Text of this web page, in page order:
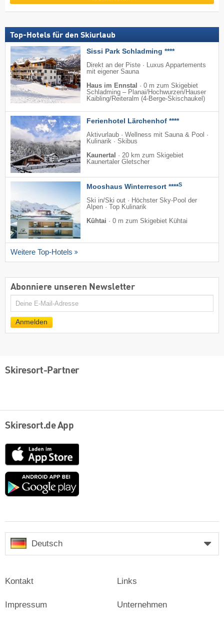
Top-Hotels für den Skiurlaub
Sissi Park Schladming ****
Direkt an der Piste · Luxus Appartements
mit eigener Sauna
Haus im Ennstal · 0 m zum Skigebiet
Schladming – Planai/​Hochwurzen/​Hauser
Kaibling/​Reiteralm (4-Berge-Skischaukel)
Ferienhotel Lärchenhof ****
Aktivurlaub · Wellness mit Sauna & Pool ·
Kulinarik · Skibus
Kaunertal · 20 km zum Skigebiet
Kaunertaler Gletscher
Mooshaus Winterresort ****S
Ski in/Ski out · Höchster Sky-Pool der
Alpen · Top Kulinarik
Kühtai · 0 m zum Skigebiet Kühtai
Weitere Top-Hotels
Abonniere unseren Newsletter
E-
Anmelden
Skiresort-Partner
Skiresort.de App
App
Store
Google
Deutsch
Kontakt
Impressum
Links
Unternehmen